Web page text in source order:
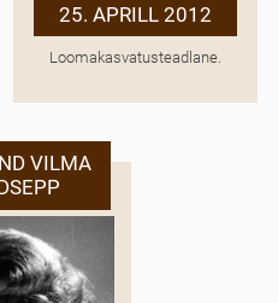
25. APRILL 2012
Loomakasvatusteadlane.
VILMA